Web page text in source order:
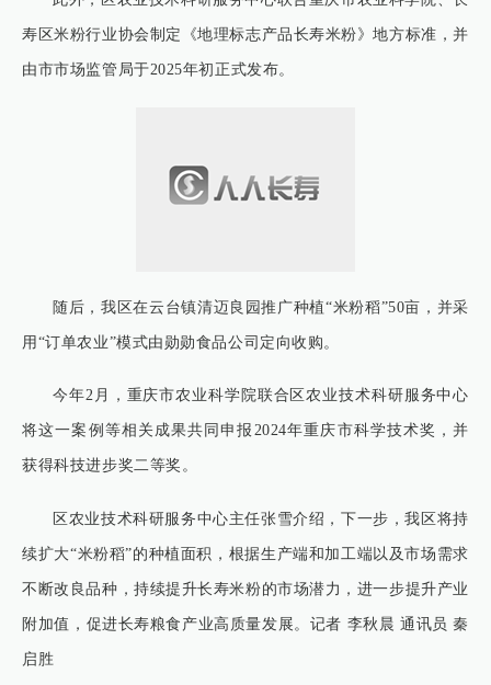
寿区米粉行业协会制定《地理标志产品长寿米粉》地方标准，并
由市市场监管局于2025年初正式发布。
随后，我区在云台镇清迈良园推广种植“米粉稻”50亩，并采
用“订单农业”模式由勋勋食品公司定向收购。
今年2月，重庆市农业科学院联合区农业技术科研服务中心
将这一案例等相关成果共同申报2024年重庆市科学技术奖，并
获得科技进步奖二等奖。
区农业技术科研服务中心主任张雪介绍，下一步，我区将持
续扩大“米粉稻”的种植面积，根据生产端和加工端以及市场需求
不断改良品种，持续提升长寿米粉的市场潜力，进一步提升产业
附加值，促进长寿粮食产业高质量发展。记者 李秋晨 通讯员 秦
启胜